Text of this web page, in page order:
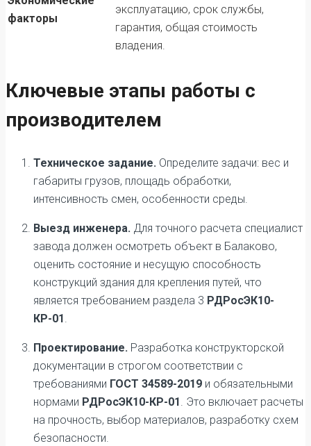
факторы
эксплуатацию, срок службы,
гарантия, общая стоимость
владения.
Ключевые этапы работы с
производителем
Техническое задание. Определите задачи: вес и
габариты грузов, площадь обработки,
интенсивность смен, особенности среды.
Выезд инженера. Для точного расчета специалист
завода должен осмотреть объект в Балаково,
оценить состояние и несущую способность
конструкций здания для крепления путей, что
является требованием раздела 3 РДРосЭК10-
КР-01.
Проектирование. Разработка конструкторской
документации в строгом соответствии с
требованиями ГОСТ 34589-2019 и обязательными
нормами РДРосЭК10-КР-01. Это включает расчеты
на прочность, выбор материалов, разработку схем
безопасности.